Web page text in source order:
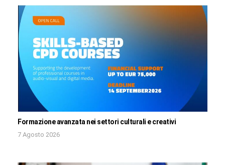
Formazione avanzata nei settori culturali e creativi
7 Agosto 2026